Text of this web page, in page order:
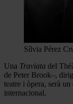
Sílvia Pérez
Una Traviata del
de Peter Brook–,
teatre i òpera, serà
internacional.